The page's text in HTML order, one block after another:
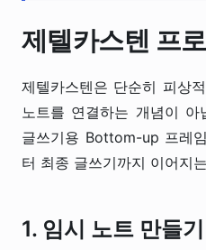
제텔카스텐 프
제텔카스텐은 단순히 피상
노트를 연결하는 개념이
글쓰기용 Bottom-up 프레
터 최종 글쓰기까지 이어지
1. 임시 노트 만들기